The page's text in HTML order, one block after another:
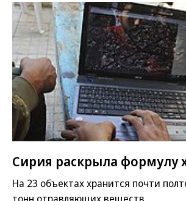
Сирия раскрыла формулу
На 23 объектах хранится почти